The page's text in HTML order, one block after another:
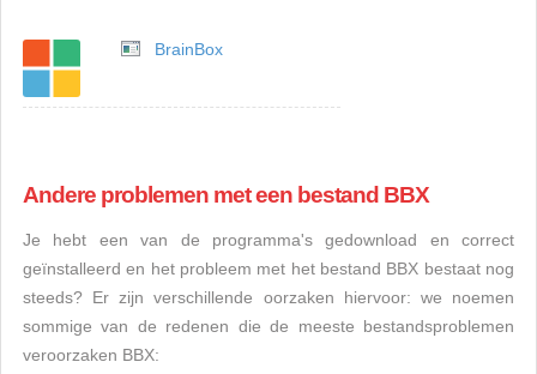
BrainBox
Andere problemen met een bestand BBX
Je hebt een van de programma's gedownload en correct
geïnstalleerd en het probleem met het bestand BBX bestaat nog
steeds? Er zijn verschillende oorzaken hiervoor: we noemen
sommige van de redenen die de meeste bestandsproblemen
veroorzaken BBX: